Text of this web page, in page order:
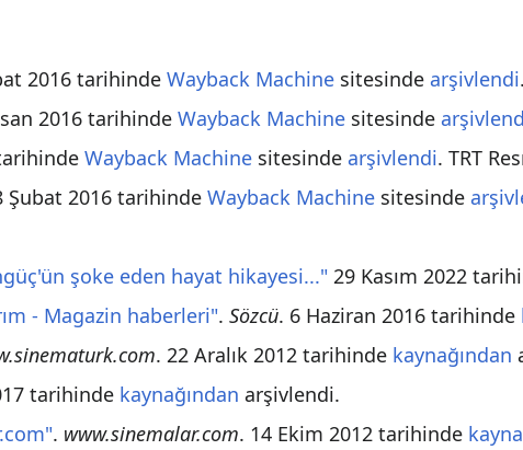
2016 tarihindeWayback Machine sitesinde arşivlendi
2016 tarihindeWayback Machine sitesinde
Wayback Machine sitesinde arşivlendi. TRT
Şubat 2016 tarihindeWayback Machine sitesinde
şoke eden hayat hikayesi..." 29 Kasım 2022
- Magazin haberleri".Sözcü. 6 Haziran 2016 tarihinde
. 22 Aralık 2012 tarihinde kaynağından
tarihinde kaynağından arşivlendi.
. www.sinemalar.com. 14 Ekim 2012 tarihinde